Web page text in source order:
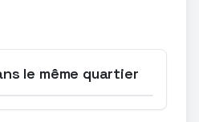
le même quartier